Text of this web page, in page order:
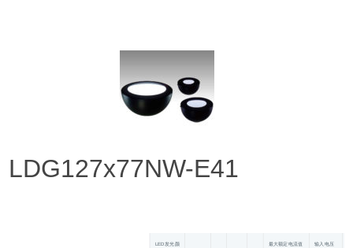
LDG127x77NW-E41
LED发光颜 最大额定电流值 输入电压